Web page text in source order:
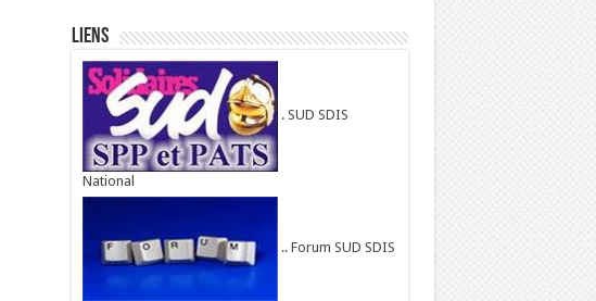
Liens
. SUD SDIS
National
.. Forum SUD SDIS